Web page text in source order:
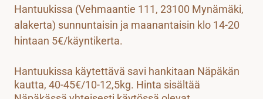
Hantuukissa (Vehmaantie 111, 23100 Mynämäki,
alakerta) sunnuntaisin ja maanantaisin klo 14-20
hintaan 5€/käyntikerta.
Hantuukissa käytettävä savi hankitaan Näpäkän
kautta, 40-45€/10-12,5kg. Hinta sisältää